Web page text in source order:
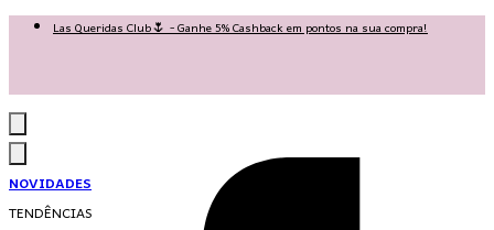
Las Queridas Club🌷 - Ganhe 5% Cashback em pontos na sua compra!
NOVIDADES
TENDÊNCIAS